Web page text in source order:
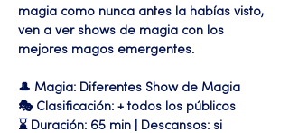
magia como nunca antes la habías visto,
ven a ver shows de magia con los
mejores magos emergentes.
🎩 Magia: Diferentes Show de Magia
🎭 Clasificación: + todos los públicos
⌛ Duración: 65 min | Descansos: si